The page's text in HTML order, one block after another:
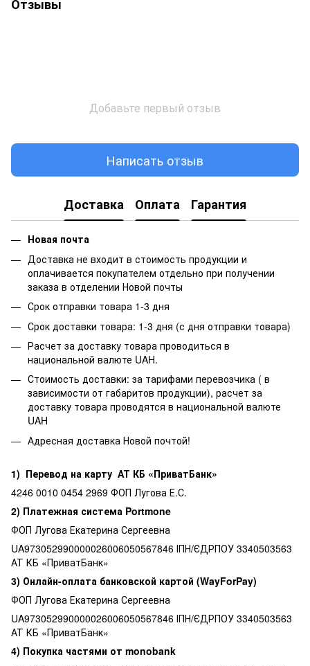
Отзывы
Добавьте первый отзыв
Написать отзыв
Доставка Оплата Гарантия
Новая почта
Доставка не входит в стоимость продукции и
оплачивается покупателем отдельно при получении
заказа в отделении Новой почты
Срок отправки товара 1-3 дня
Срок доставки товара: 1-3 дня (с дня отправки товара)
Расчет за доставку товара проводиться в
национальной валюте UAH.
Стоимость доставки: за тарифами перевозчика ( в
зависимости от габаритов продукции), расчет за
доставку товара проводятся в национальной валюте
UAH
Адресная доставка Новой почтой!
1) Перевод на карту АТ КБ «ПриватБанк»
4246 0010 0454 2969 ФОП Лугова Е.С.
2) Платежная система Portmone
ФОП Лугова Екатерина Сергеевна
UA973052990000026006050567846 ІПН/ЄДРПОУ 3340503563
АТ КБ «ПриватБанк»
3) Онлайн-оплата банковской картой (WayForPay)
ФОП Лугова Екатерина Сергеевна
UA973052990000026006050567846 ІПН/ЄДРПОУ 3340503563
АТ КБ «ПриватБанк»
4) Покупка частями от monobank